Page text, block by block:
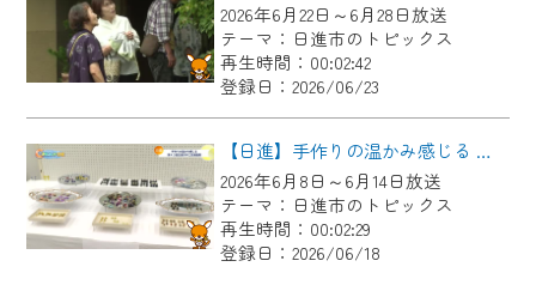
2026年6月22日～6月28日放送
テーマ：日進市のトピックス
再生時間：00:02:42
登録日：2026/06/23
【日進】手作りの温かみ感じる 第４３回日進市手工芸連盟展
2026年6月8日～6月14日放送
テーマ：日進市のトピックス
再生時間：00:02:29
登録日：2026/06/18
【ご注意】
2024年9月24日からはご加入者様へのサー
ビス向上のため、
『CCNet Web TV』を利用いただくには、
一部コンテンツを除き、
CCNetサービスへの加入と『CCNetマイ
ページ※』へのログインが必要となりま
す。